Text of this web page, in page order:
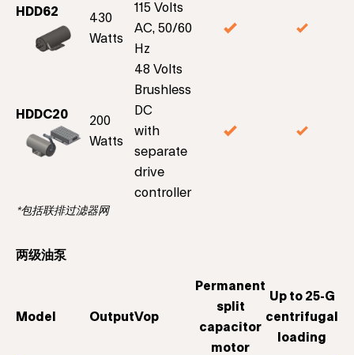
HDD62
430
Watts
115 Volts
AC, 50/60
Hz
HDDC20
200
Watts
48 Volts
Brushless
DC
with
separate
drive
controller
*包括联排过滤器网
两级油泵
Model OutputVop
Permanent
split
capacitor
motor
Up to 25-G
centrifugal
loading